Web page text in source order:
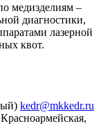
медизделиям –
диагностики,
лазерной
квот.
kedr@mkkedr.ru